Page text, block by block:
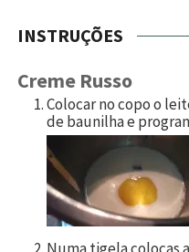
INSTRUÇÕES
Creme Russo
Colocar no copo o
de baunilha e